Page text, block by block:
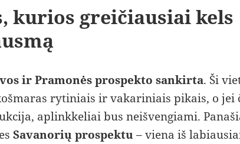
kurios greičiausiai kels
ir Pramonės prospekto sankirta. Ši
rytiniais ir vakariniais pikais, o jei
aplinkkeliai bus neišvengiami.
Savanorių prospektu– viena iš